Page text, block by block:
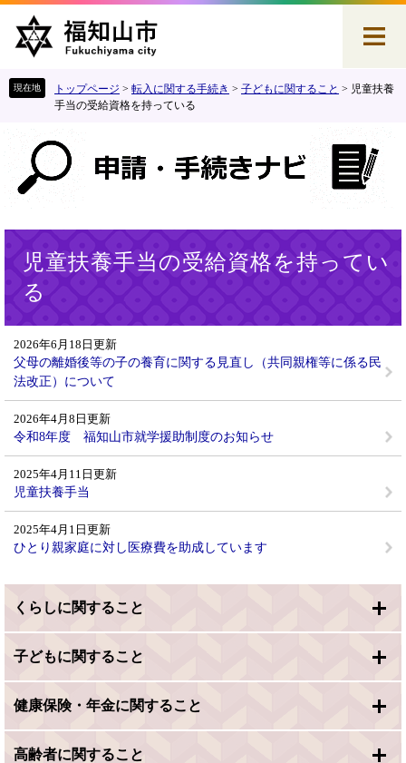
す
。
し
て
文
トップページ > 転入に関する手続き > 子どもに関すること > 児童扶養
手当の受給資格を持っている
児童扶養手当の受給資格を持ってい
る
2026年6月18日更新
父母の離婚後等の子の養育に関する見直し（共同親権等に係る民
法改正）について
2026年4月8日更新
令和8年度 福知山市就学援助制度のお知らせ
2025年4月11日更新
児童扶養手当
2025年4月1日更新
ひとり親家庭に対し医療費を助成しています
くらしに関すること
子どもに関すること
健康保険・年金に関すること
高齢者に関すること